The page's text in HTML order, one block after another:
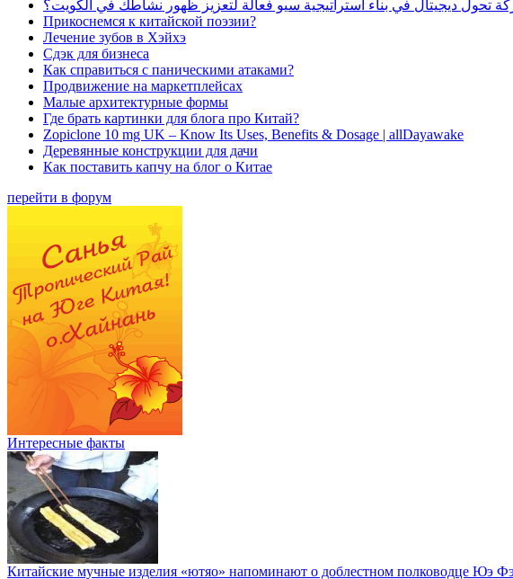
تحول ديجيتال في بناء استراتيجية سيو فعالة لتعزيز ظهور نشاطك في الكويت؟
Прикоснемся к китайской поэзии?
Лечение зубов в Хэйхэ
Сдэк для бизнеса
Как справиться с паническими атаками?
Продвижение на маркетплейсах
Малые архитектурные формы
Где брать картинки для блога про Китай?
Zopiclone 10 mg UK – Know Its Uses, Benefits & Dosage | allDayawake
Деревянные конструкции для дачи
Как поставить капчу на блог о Китае
перейти в форум
Интересные факты
Китайские мучные изделия «ютяо» напоминают о доблестном полководце Юэ